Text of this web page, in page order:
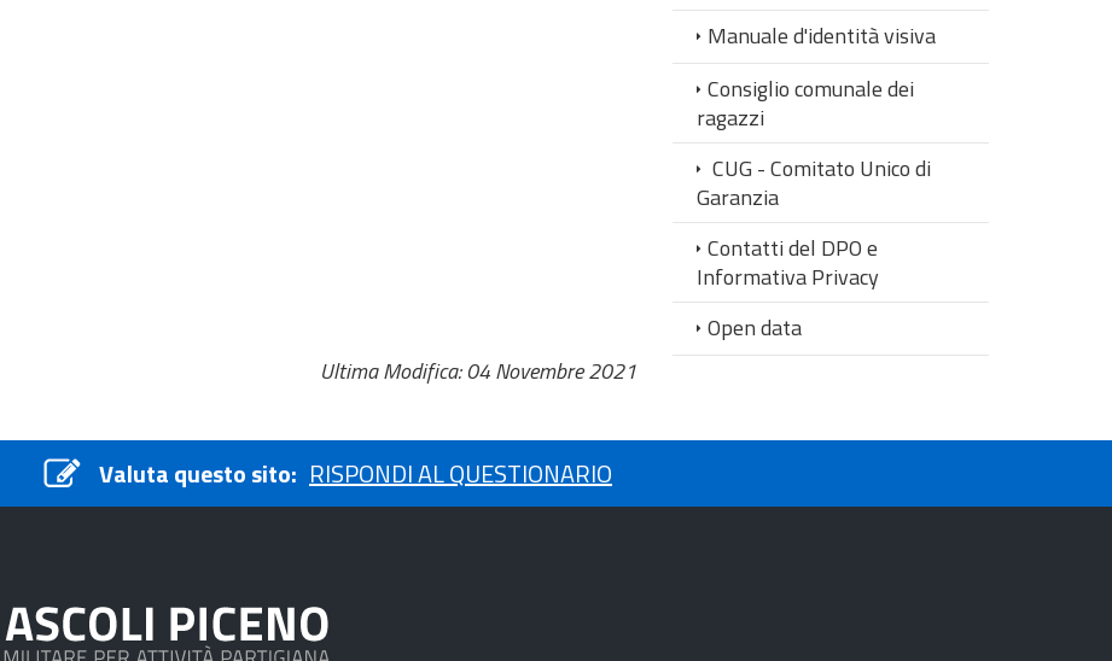
Manuale d'identità visiva
Consiglio comunale dei
ragazzi
CUG - Comitato Unico di
Garanzia
Contatti del DPO e
Informativa Privacy
Open data
Ultima Modifica: 04 Novembre 2021
Valuta questo sito: RISPONDI AL QUESTIONARIO